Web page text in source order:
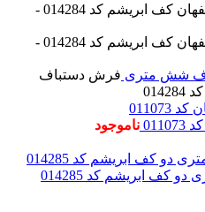
شش متری فرش دستباف
ناموجود
ابریشم کد 014285